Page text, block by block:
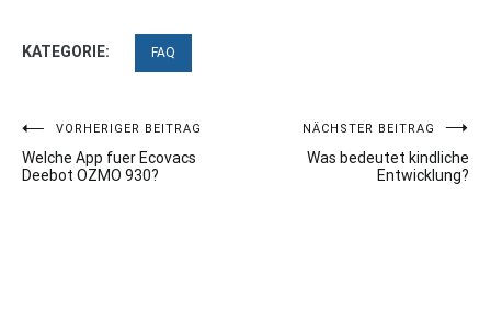
KATEGORIE: FAQ
Beitragsnavigation
VORHERIGER BEITRAG
Welche App fuer Ecovacs
Deebot OZMO 930?
NÄCHSTER BEITRAG
Was bedeutet kindliche
Entwicklung?